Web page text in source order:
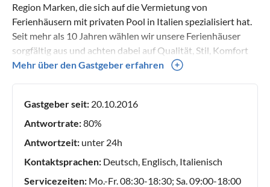
Region Marken, die sich auf die Vermietung von
Ferienhäusern mit privaten Pool in Italien spezialisiert hat.
Seit mehr als 10 Jahren wählen wir unsere Ferienhäuser
sorgfältig aus und achten dabei auf Qualität, Stil, Komfort
und gute Lage zum besten Preis-Leistungs-Verhältnis. Dank
bieten, indem wir Ihnen einen persönlichen
Betreuungsservice für jede einzelne Anfrage widmen. Unser
Wenn Sie Fragen haben oder weitere Informationen
benötigen, können Sie gern auf uns zukommen.
Mehr über den Gastgeber erfahren
Gastgeber seit: 20.10.2016
Antwortrate:80%
Antwortzeit: unter 24h
Kontaktsprachen: Deutsch, Englisch, Italienisch
Servicezeiten: Mo.-Fr. 08:30-18:30; Sa. 09:00-18:00